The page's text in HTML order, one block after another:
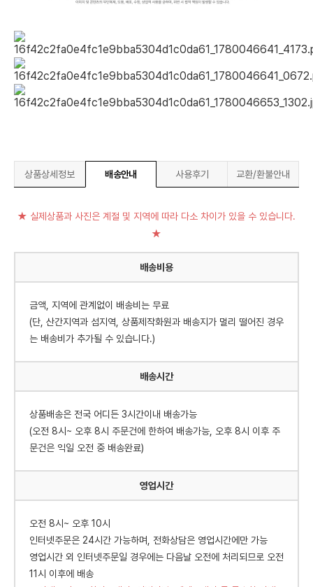
상품상세정보 배송안내 사용후기 교환/환불안내
★ 실제상품과 사진은 계절 및 지역에 따라 다소 차이가 있을 수 있습니다.
★
배송비용
금액, 지역에 관계없이 배송비는 무료
(단, 산간지역과 섬지역, 상품제작화원과 배송지가 멀리 떨어진 경우
는 배송비가 추가될 수 있습니다.)
배송시간
상품배송은 전국 어디든 3시간이내 배송가능
(오전 8시~ 오후 8시 주문건에 한하여 배송가능, 오후 8시 이후 주
문건은 익일 오전 중 배송완료)
영업시간
오전 8시~ 오후 10시
인터넷주문은 24시간 가능하며, 전화상담은 영업시간에만 가능
영업시간 외 인터넷주문일 경우에는 다음날 오전에 처리되므로 오전
11시 이후에 배송